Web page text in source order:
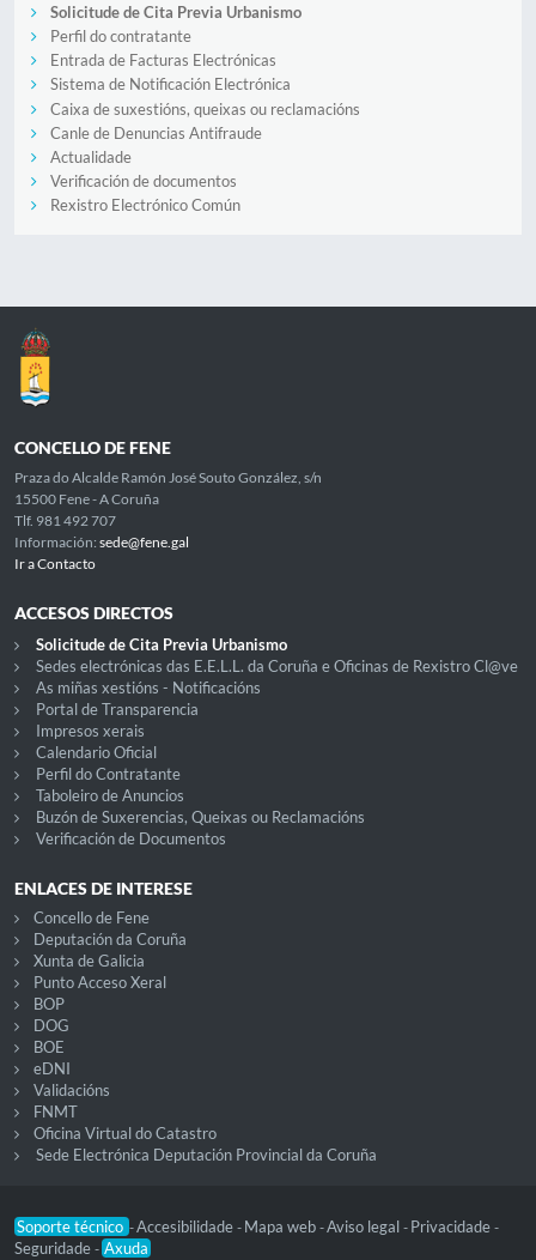
Solicitude de Cita Previa Urbanismo
Perfil do contratante
Entrada de Facturas Electrónicas
Sistema de Notificación Electrónica
Caixa de suxestións, queixas ou reclamacións
Canle de Denuncias Antifraude
Actualidade
Verificación de documentos
Rexistro Electrónico Común
CONCELLO DE FENE
Praza do Alcalde Ramón José Souto González, s/n
15500 Fene - A Coruña
Tlf. 981 492 707
Información: sede@fene.gal
Ir a Contacto
ACCESOS DIRECTOS
Solicitude de Cita Previa Urbanismo
Sedes electrónicas das E.E.L.L. da Coruña e Oficinas de Rexistro Cl@ve
As miñas xestións - Notificacións
Portal de Transparencia
Impresos xerais
Calendario Oficial
Perfil do Contratante
Taboleiro de Anuncios
Buzón de Suxerencias, Queixas ou Reclamacións
Verificación de Documentos
ENLACES DE INTERESE
Concello de Fene
Deputación da Coruña
Xunta de Galicia
Punto Acceso Xeral
BOP
DOG
BOE
eDNI
Validacións
FNMT
Oficina Virtual do Catastro
Sede Electrónica Deputación Provincial da Coruña
Soporte técnico -Accesibilidade - Mapa web -Aviso legal - Privacidade -
Seguridade - Axuda